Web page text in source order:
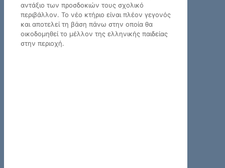
αντάξιο των προσδοκιών τους σχολικό
περιβάλλον. Το νέο κτήριο είναι πλέον γεγονός
και αποτελεί τη βάση πάνω στην οποία θα
οικοδομηθεί το μέλλον της ελληνικής παιδείας
στην περιοχή.